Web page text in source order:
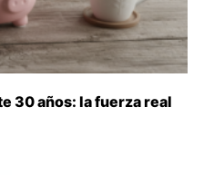
30 años: la fuerza real